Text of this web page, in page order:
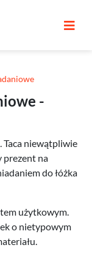
-
Taca niewątpliwie
prezent na
do łóżka
użytkowym.
o nietypowym